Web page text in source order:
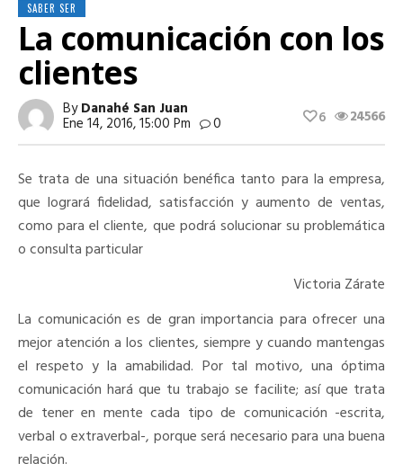
SABER SER
La comunicación con los
clientes
ByDanahé San Juan
Ene 14, 2016, 15:00 Pm 0 24566
6
Se trata de una situación benéfica tanto para la empresa,
que logrará fidelidad, satisfacción y aumento de ventas,
como para el cliente, que podrá solucionar su problemática
o consulta particular
Victoria Zárate
La comunicación es de gran importancia para ofrecer una
mejor atención a los clientes, siempre y cuando mantengas
el respeto y la amabilidad. Por tal motivo, una óptima
comunicación hará que tu trabajo se facilite; así que trata
de tener en mente cada tipo de comunicación -escrita,
verbal o extraverbal-, porque será necesario para una buena
relación.